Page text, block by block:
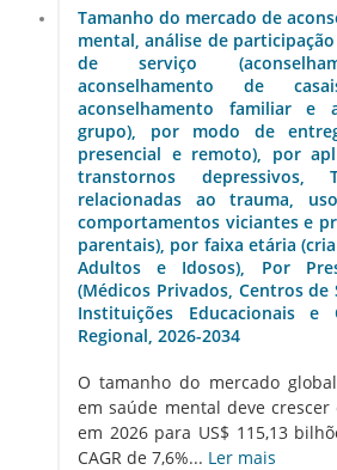
Tamanho do mercado de
mental, análise de
de serviço
aconselhamento de
aconselhamento familiar e
grupo), por modo de
presencial e remoto), por
transtornos depressivos,
relacionadas ao trauma,
comportamentos viciantes e
parentais), por faixa etária
Adultos e Idosos), Por
(Médicos Privados, Centros de
Instituições Educacionais e
Regional, 2026-2034
O tamanho do mercado
em saúde mental deve crescer
em 2026 para US$ 115,13
CAGR de 7,6%... Ler mais